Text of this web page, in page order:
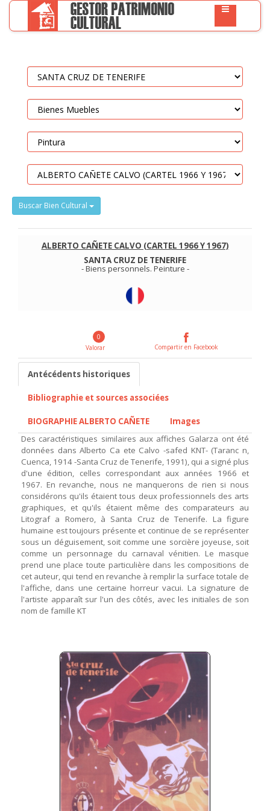
Buscar Bien Cultural
ALBERTO CAÑETE CALVO (CARTEL 1966 Y 1967)
SANTA CRUZ DE TENERIFE
-Biens personnels. Peinture -
0
Valorar
Compartir en Facebook
Antécédents historiques
Bibliographie et sources associées
BIOGRAPHIE ALBERTO CAÑETE
Images
Des caractéristiques similaires aux affiches Galarza ont été
données dans Alberto Ca ete Calvo -safed KNT- (Taranc n,
Cuenca, 1914 -Santa Cruz de Tenerife, 1991), qui a signé plus
d'une édition, celles correspondant aux années 1966 et
1967. En revanche, nous ne manquerons de rien si nous
considérons qu'ils étaient tous deux professionnels des arts
graphiques, et qu'ils étaient même des comparateurs au
Litograf a Romero, à Santa Cruz de Tenerife. La figure
humaine est toujours présente et continue de se représenter
sous un déguisement, soit comme une sorcière joyeuse, soit
comme un personnage du carnaval vénitien. Le masque
prend une place toute particulière dans les compositions de
cet auteur, qui tend en revanche à remplir la surface totale de
l'affiche, dans une certaine horreur vacui. La signature de
l'artiste apparaît sur l'un des côtés, avec les initiales de son
nom de famille KT